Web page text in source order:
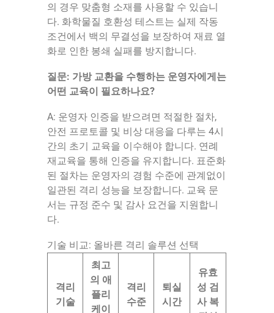
의 경우 맞춤형 소재를 사용할 수 있습니
다. 화학물질 호환성 테스트는 실제 작동
조건에서 백의 무결성을 보장하여 재료 열
화로 인한 봉쇄 실패를 방지합니다.
질문: 가방 교환을 수행하는 운영자에게는
어떤 교육이 필요하나요?
A: 운영자 인증을 받으려면 적절한 절차,
안전 프로토콜 및 비상 대응을 다루는 4시
간의 초기 교육을 이수해야 합니다. 연례
재교육을 통해 인증을 유지합니다. 표준화
된 절차는 운영자의 경험 수준에 관계없이
일관된 격리 성능을 보장합니다. 교육 문
서는 규정 준수 및 감사 요건을 지원합니
다.
기술 비교: 올바른 격리 솔루션 선택
격리
기술
최고
의 애
플리
케이
격리
수준
퇴실
시간
유효
성 검
사 복